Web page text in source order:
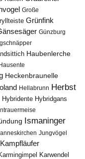
Große
Grünfink
Günzburg
Haubenlerche
Hausente
Heckenbraunelle
Hellabrunn Herbst
Hybridente Hybridgans
Ismaninger
Jungvögel
Kampfläufer
Karwendel